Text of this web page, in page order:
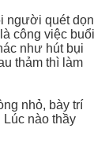
người quét dọn
công việc buổi
như hút bụi
thảm thì làm
nhỏ, bày trí
Lúc nào thầy